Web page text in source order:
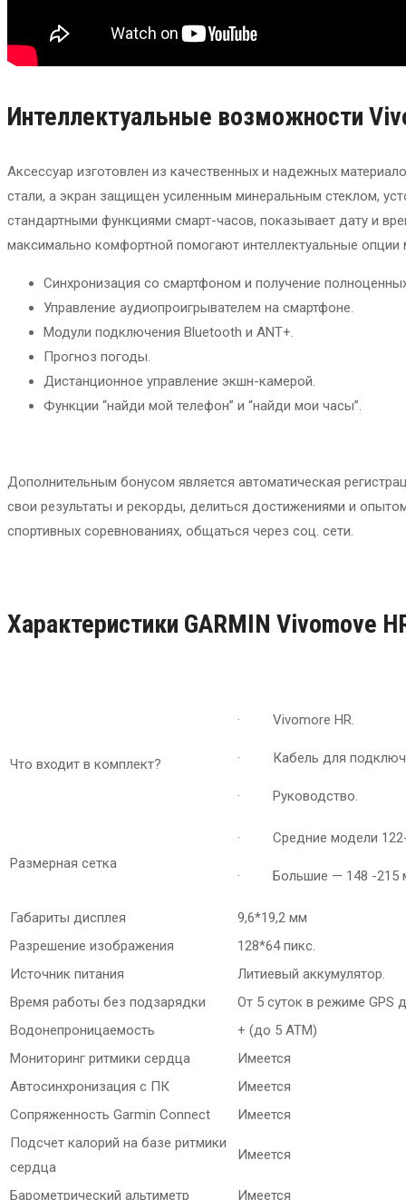
Интеллектуальные возможности
Аксессуар изготовлен из качественных и надежных
стали, а экран защищен усиленным минеральным стеклом,
стандартными функциями смарт-часов, показывает дату и
максимально комфортной помогают интеллектуальные опции
Синхронизация со смартфоном и получение
Управление аудиопроигрывателем на смартфоне.
Модули подключения Bluetooth и ANT+.
Прогноз погоды.
Дистанционное управление экшн-камерой.
Функции “найди мой телефон” и “найди мои часы”.
Дополнительным бонусом является автоматическая
свои результаты и рекорды, делиться достижениями и
спортивных соревнованиях, общаться через соц. сети.
Характеристики GARMIN Vivomove
Что входит в комплект?
· Vivomore HR.
· Кабель для
· Руководство.
Размерная сетка
· Средние модели
· Большие — 148 -215
Габариты дисплея
9,6*19,2 мм
Разрешение изображения
128*64 пикс.
Источник питания
Литиевый аккумулятор.
Время работы без подзарядки
От 5 суток в режиме GPS
Водонепроницаемость
+ (до 5 АТМ)
Мониторинг ритмики сердца
Имеется
Автосинхронизация с ПК
Имеется
Сопряженность Garmin Connect
Имеется
Подсчет калорий на базе ритмики
сердца
Имеется
Барометрический альтиметр Имеется